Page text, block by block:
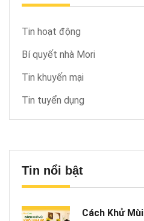
Tin hoạt động
Bí quyết nhà Mori
Tin khuyến mại
Tin tuyển dụng
Tin nổi bật
Cách Khử